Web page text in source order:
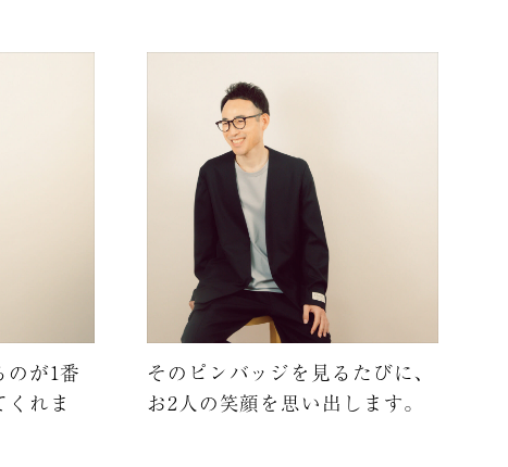
のが1番
れま
そのピンバッジを見るたびに、
お2人の笑顔を思い出します。